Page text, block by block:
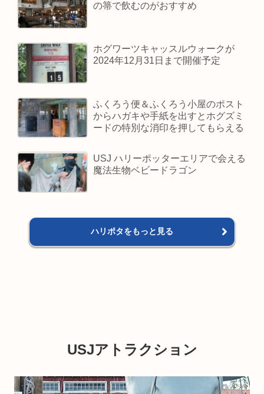
の箒で飲むのがおすすめ
ホグワーツキャッスルウォークが
2024年12月31日まで開催予定
ふくろう便＆ふくろう小屋のポスト
からハガキや手紙を出すとホグズミ
ードの特別な消印を押してもらえる
USJ ハリーポッターエリアで会える
魔法生物ベビードラゴン
ハリポタをもっと見る
USJアトラクション